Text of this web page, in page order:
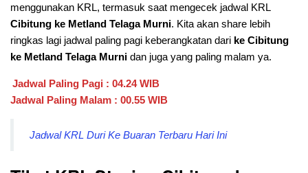
menggunakan KRL, termasuk saat mengecek jadwal KRL
Cibitung ke Metland Telaga Murni. Kita akan share lebih
ringkas lagi jadwal paling pagi keberangkatan dari ke Cibitung
ke Metland Telaga Murni dan juga yang paling malam ya.
Jadwal Paling Pagi : 04.24 WIB
Jadwal Paling Malam : 00.55 WIB
Jadwal KRL Duri Ke Buaran Terbaru Hari Ini